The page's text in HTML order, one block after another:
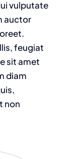
vulputate
auctor
feugiat
sit amet
diam
non